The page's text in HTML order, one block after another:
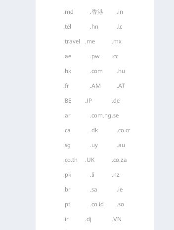
.md .香港 .in
.tel .hn .lc
.travel .me .mx
.ae .pw .cc
.hk .com .hu
.fr .AM .AT
.BE .JP .de
.ar .com.ng .se
.ca .dk .co.cr
.sg .uy .au
.co.th .UK .co.za
.pk .li .nz
.br .sa .ie
.pt .co.id .so
.ir .dj .VN